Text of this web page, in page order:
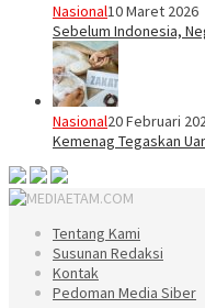
Nasional10 Maret 2026
Sebelum Indonesia,
Nasional20 Februari
Kemenag Tegaskan
Tentang Kami
Susunan Redaksi
Kontak
Pedoman Media Siber